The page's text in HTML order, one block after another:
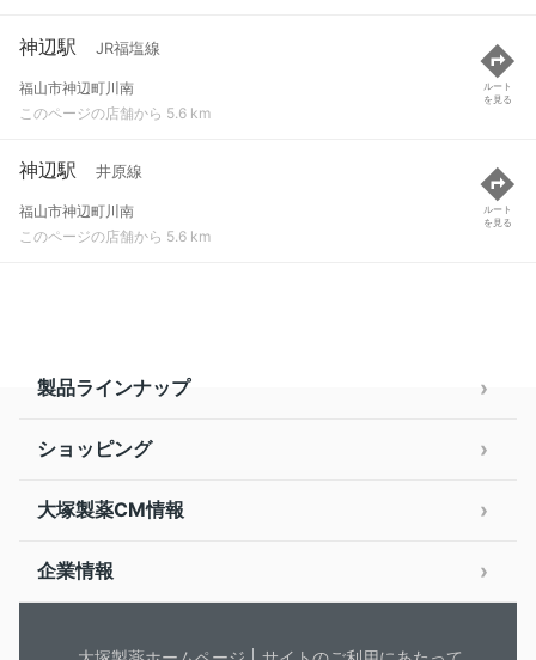
神辺駅 JR福塩線
福山市神辺町川南
このページの店舗から 5.6 km
ルート
を見る
神辺駅 井原線
福山市神辺町川南
このページの店舗から 5.6 km
ルート
を見る
製品ラインナップ
ショッピング
大塚製薬CM情報
企業情報